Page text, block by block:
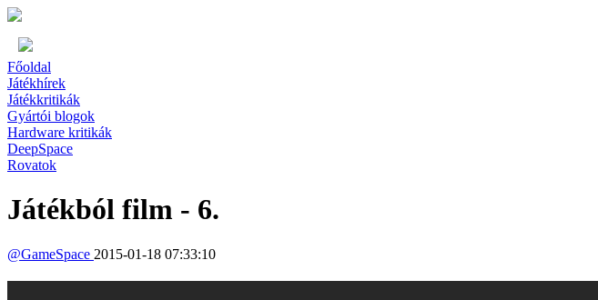
Főoldal
Játékhírek
Játékkritikák
Gyártói blogok
Hardware kritikák
DeepSpace
Rovatok
Játékból film - 6.
@GameSpace 2015-01-18 07:33:10